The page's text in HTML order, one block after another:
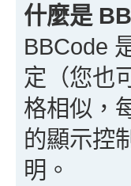
什麼是
BBCode
定（您也
格相似，
的顯示控
明。